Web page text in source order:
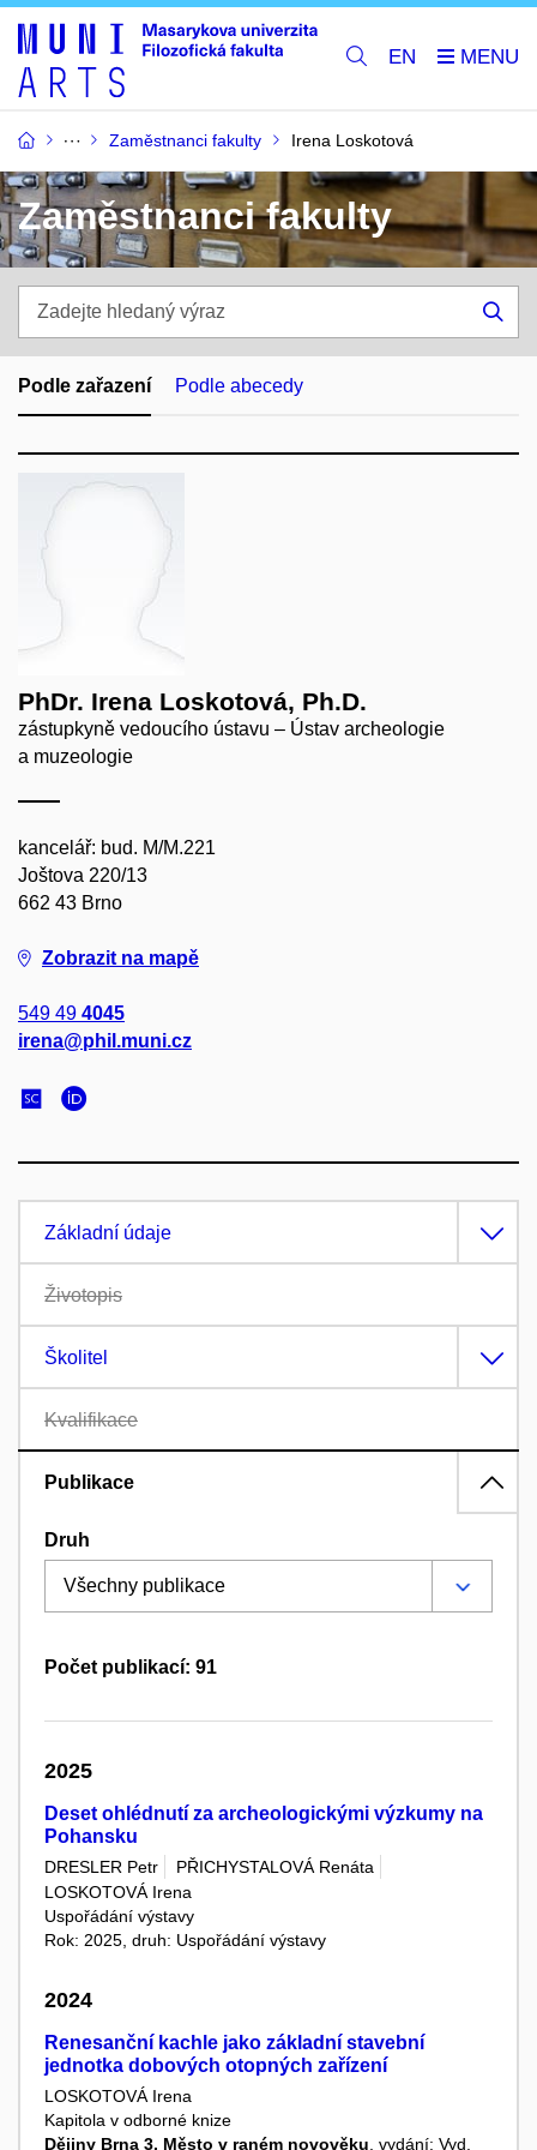
EN
Zaměstnanci fakulty Irena Loskotová
Zaměstnanci fakulty
hledaný
výraz
Podle zařazení Podle abecedy
PhDr. Irena Loskotová, Ph.D.
zástupkyně vedoucího ústavu – Ústav archeologie
a muzeologie
kancelář: bud. M/M.221
Joštova 220/13
662 43 Brno
Zobrazit na mapě
549 49 4045
irena@phil.muni.cz
Základní údaje
Životopis
Školitel
Kvalifikace
Publikace
Druh
Počet publikací: 91
2025
Deset ohlédnutí za archeologickými výzkumy na
Pohansku
DRESLER Petr
PŘICHYSTALOVÁ Renáta
LOSKOTOVÁ Irena
Uspořádání výstavy
Rok: 2025, druh: Uspořádání výstavy
2024
Renesanční kachle jako základní stavební
jednotka dobových otopných zařízení
LOSKOTOVÁ Irena
Kapitola v odborné knize
Dějiny Brna 3. Město v raném novověku , vydání: Vyd.